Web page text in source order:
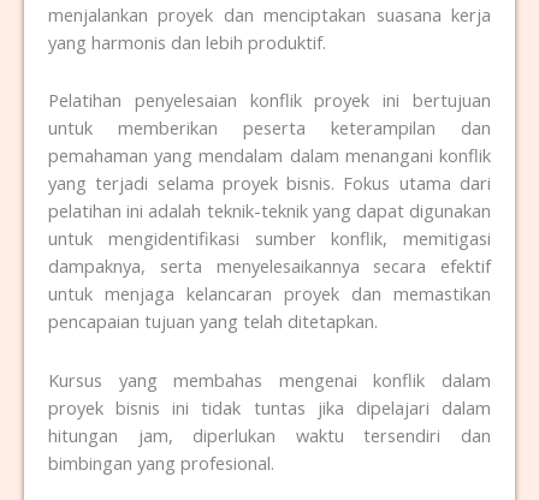
menjalankan proyek dan menciptakan suasana kerja
yang harmonis dan lebih produktif.
Pelatihan penyelesaian konflik proyek ini bertujuan
untuk memberikan peserta keterampilan dan
pemahaman yang mendalam dalam menangani konflik
yang terjadi selama proyek bisnis. Fokus utama dari
pelatihan ini adalah teknik-teknik yang dapat digunakan
untuk mengidentifikasi sumber konflik, memitigasi
dampaknya, serta menyelesaikannya secara efektif
untuk menjaga kelancaran proyek dan memastikan
pencapaian tujuan yang telah ditetapkan.
Kursus yang membahas mengenai konflik dalam
proyek bisnis ini tidak tuntas jika dipelajari dalam
hitungan jam, diperlukan waktu tersendiri dan
bimbingan yang profesional.